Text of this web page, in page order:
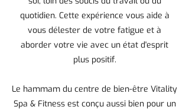
quotidien. Cette expérience vous aide à
vous délester de votre fatigue et à
aborder votre vie avec un état d'esprit
plus positif.
Le hammam du centre de bien-être Vitality
Spa & Fitness est conçu aussi bien pour un